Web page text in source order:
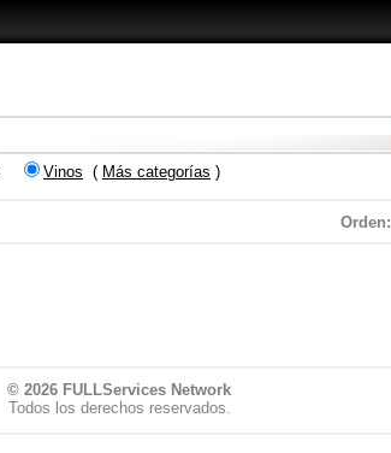
Vinos ( Más categorías )
Orden:
© 2026 FULLServices Network
Todos los derechos reservados.